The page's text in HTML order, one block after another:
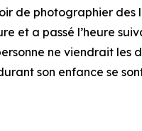
de photographier des
et a passé l’heure
ne viendrait les
son enfance se